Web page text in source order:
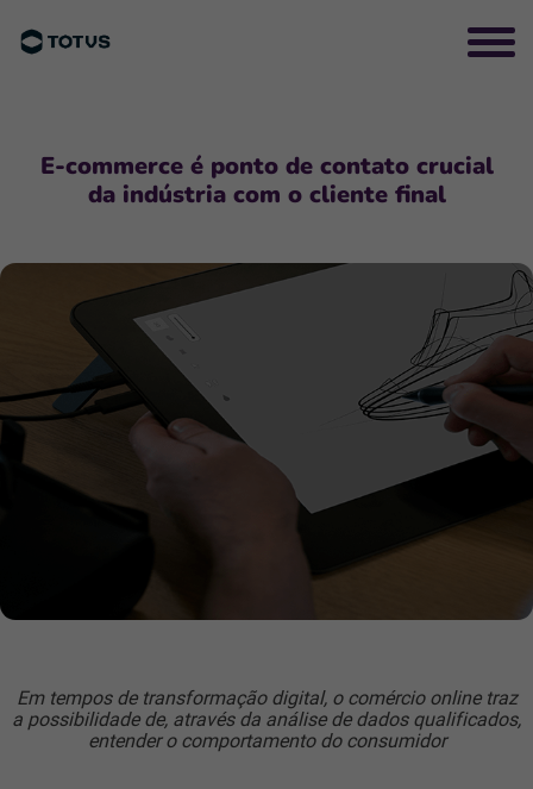
E-commerce é ponto de contato crucial
da indústria com o cliente final
Em tempos de transformação digital, o comércio online traz
a possibilidade de, através da análise de dados qualificados,
entender o comportamento do consumidor